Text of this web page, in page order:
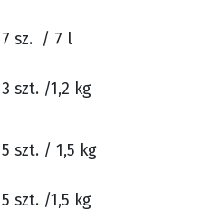
7 sz. / 7 l
3 szt. /1,2 kg
5 szt. / 1,5 kg
5 szt. /1,5 kg